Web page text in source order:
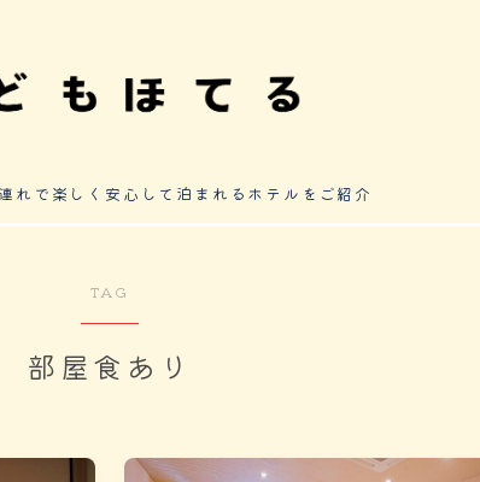
れで楽しく安心して泊まれるホテルをご紹介
TAG
部屋食あり